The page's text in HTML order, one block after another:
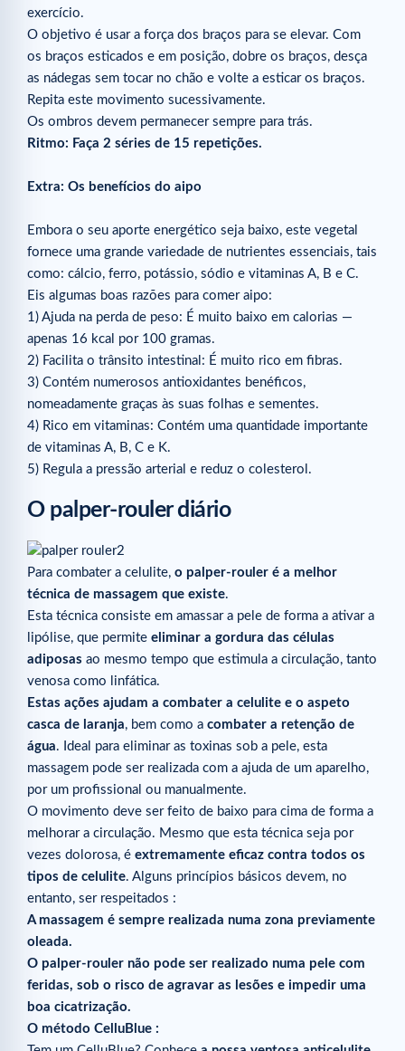
exercício.
O objetivo é usar a força dos braços para se elevar. Com
os braços esticados e em posição, dobre os braços, desça
as nádegas sem tocar no chão e volte a esticar os braços.
Repita este movimento sucessivamente.
Os ombros devem permanecer sempre para trás.
Ritmo: Faça 2 séries de 15 repetições.
Extra: Os benefícios do aipo
Embora o seu aporte energético seja baixo, este vegetal
fornece uma grande variedade de nutrientes essenciais, tais
como: cálcio, ferro, potássio, sódio e vitaminas A, B e C.
Eis algumas boas razões para comer aipo:
1) Ajuda na perda de peso: É muito baixo em calorias —
apenas 16 kcal por 100 gramas.
2) Facilita o trânsito intestinal: É muito rico em fibras.
3) Contém numerosos antioxidantes benéficos,
nomeadamente graças às suas folhas e sementes.
4) Rico em vitaminas: Contém uma quantidade importante
de vitaminas A, B, C e K.
5) Regula a pressão arterial e reduz o colesterol.
O palper-rouler diário
Para combater a celulite, o palper-rouler é a melhor
técnica de massagem que existe.
Esta técnica consiste em amassar a pele de forma a ativar a
lipólise, que permite eliminar a gordura das células
adiposas ao mesmo tempo que estimula a circulação, tanto
venosa como linfática.
Estas ações ajudam a combater a celulite e o aspeto
casca de laranja, bem como a combater a retenção de
água. Ideal para eliminar as toxinas sob a pele, esta
massagem pode ser realizada com a ajuda de um aparelho,
por um profissional ou manualmente.
O movimento deve ser feito de baixo para cima de forma a
melhorar a circulação. Mesmo que esta técnica seja por
vezes dolorosa, é extremamente eficaz contra todos os
tipos de celulite. Alguns princípios básicos devem, no
entanto, ser respeitados :
A massagem é sempre realizada numa zona previamente
oleada.
O palper-rouler não pode ser realizado numa pele com
feridas, sob o risco de agravar as lesões e impedir uma
boa cicatrização.
O método CelluBlue :